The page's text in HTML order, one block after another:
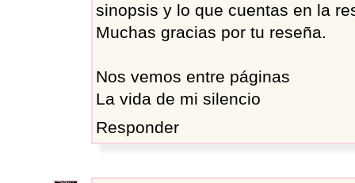
sinopsis y lo que cuentas en la
Muchas gracias por tu reseña.
Nos vemos entre páginas
La vida de mi silencio
Responder